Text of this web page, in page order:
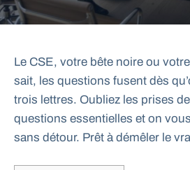
Le CSE, votre bête noire ou
sait, les questions fusent dès
trois lettres. Oubliez les prises
questions essentielles et on
sans détour. Prêt à démêler le